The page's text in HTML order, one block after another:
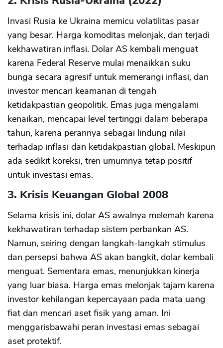
Invasi Rusia ke Ukraina memicu volatilitas pasar
yang besar. Harga komoditas melonjak, dan terjadi
kekhawatiran inflasi. Dolar AS kembali menguat
karena Federal Reserve mulai menaikkan suku
bunga secara agresif untuk memerangi inflasi, dan
investor mencari keamanan di tengah
ketidakpastian geopolitik. Emas juga mengalami
kenaikan, mencapai level tertinggi dalam beberapa
tahun, karena perannya sebagai lindung nilai
terhadap inflasi dan ketidakpastian global. Meskipun
ada sedikit koreksi, tren umumnya tetap positif
untuk investasi emas.
3. Krisis Keuangan Global 2008
Selama krisis ini, dolar AS awalnya melemah karena
kekhawatiran terhadap sistem perbankan AS.
Namun, seiring dengan langkah-langkah stimulus
dan persepsi bahwa AS akan bangkit, dolar kembali
menguat. Sementara emas, menunjukkan kinerja
yang luar biasa. Harga emas melonjak tajam karena
investor kehilangan kepercayaan pada mata uang
fiat dan mencari aset fisik yang aman. Ini
menggarisbawahi peran investasi emas sebagai
aset protektif.